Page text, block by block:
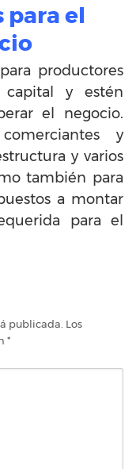
para el
productores
capital y estén
el negocio.
y
y varios
también para
a montar
para el
publicada. Los
*